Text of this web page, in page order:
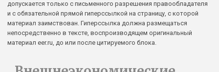
допускается только с письменного разрешения правообладателя
и с обязательной прямой гиперссылкой на страницу, с которой
материал заимствован. Гиперссылка должна размещаться
непосредственно в тексте, воспроизводящем оригинальный
материал eer.ru, до или после цитируемого блока.